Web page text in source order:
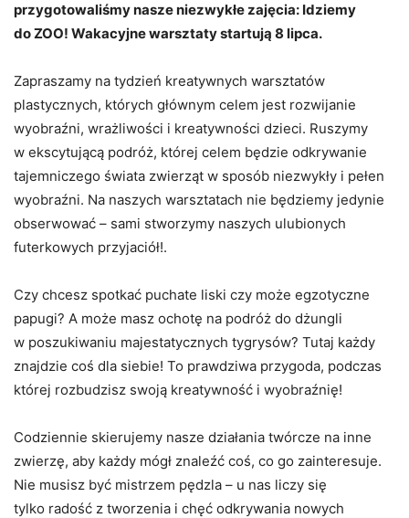
przygotowaliśmy nasze niezwykłe zajęcia: Idziemy
do ZOO! Wakacyjne warsztaty startują 8 lipca.
Zapraszamy na tydzień kreatywnych warsztatów
plastycznych, których głównym celem jest rozwijanie
wyobraźni, wrażliwości i kreatywności dzieci. Ruszymy
w ekscytującą podróż, której celem będzie odkrywanie
tajemniczego świata zwierząt w sposób niezwykły i pełen
wyobraźni. Na naszych warsztatach nie będziemy jedynie
obserwować – sami stworzymy naszych ulubionych
futerkowych przyjaciół!.
Czy chcesz spotkać puchate liski czy może egzotyczne
papugi? A może masz ochotę na podróż do dżungli
w poszukiwaniu majestatycznych tygrysów? Tutaj każdy
znajdzie coś dla siebie! To prawdziwa przygoda, podczas
której rozbudzisz swoją kreatywność i wyobraźnię!
Codziennie skierujemy nasze działania twórcze na inne
zwierzę, aby każdy mógł znaleźć coś, co go zainteresuje.
Nie musisz być mistrzem pędzla – u nas liczy się
tylko radość z tworzenia i chęć odkrywania nowych